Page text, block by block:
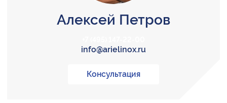
Алексей Петров
info@arielinox.ru
Консультация